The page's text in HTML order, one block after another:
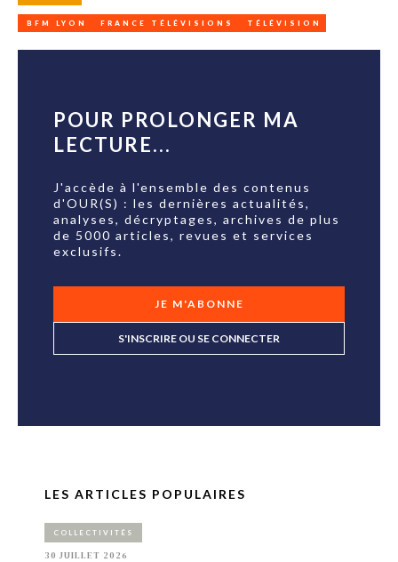
BFM LYON FRANCE TÉLÉVISIONS TÉLÉVISION
POUR PROLONGER MA
LECTURE...
J'accède à l'ensemble des contenus
d'OUR(S) : les dernières actualités,
analyses, décryptages, archives de plus
de 5000 articles, revues et services
exclusifs.
JE M'ABONNE
S'INSCRIRE OU SE CONNECTER
LES ARTICLES POPULAIRES
COLLECTIVITÉS
30 JUILLET 2026